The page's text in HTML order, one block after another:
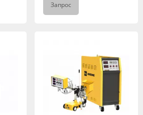
Запрос